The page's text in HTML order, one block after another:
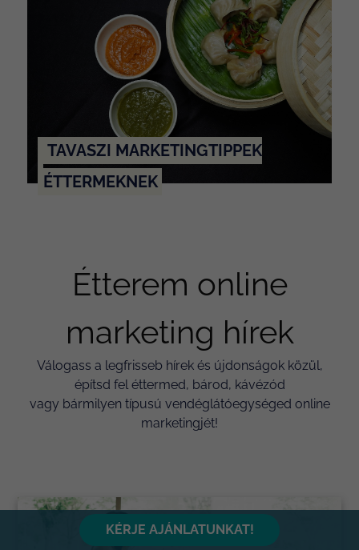
TAVASZI MARKETINGTIPPEK
ÉTTERMEKNEK
Étterem online
marketing hírek
Válogass a legfrisseb hírek és újdonságok közül,
építsd fel éttermed, bárod, kávézód
vagy bármilyen típusú vendéglátóegységed online
marketingjét!
KÉRJE AJÁNLATUNKAT!